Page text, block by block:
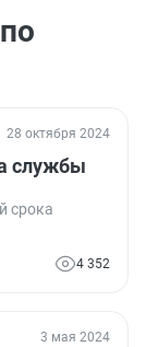
28 октября 2024
службы
срока
4 352
3 мая 2024